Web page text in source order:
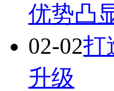
优势凸
02-02打
升级